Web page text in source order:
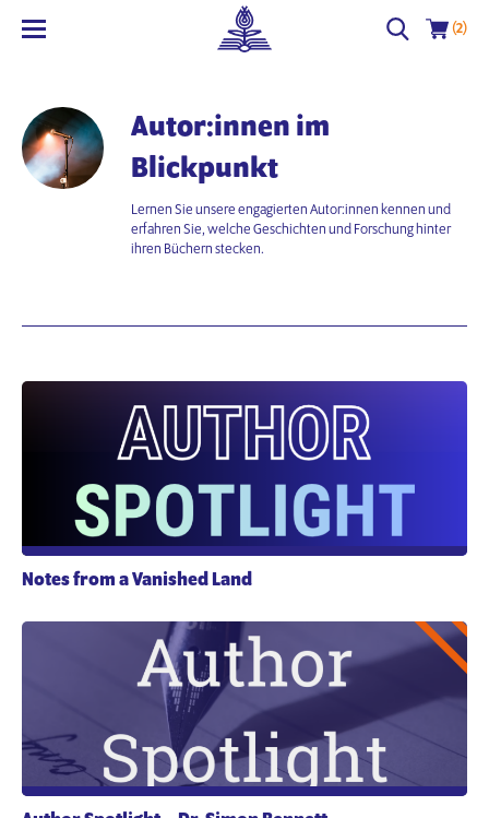
(2)
Autor:innen im
Blickpunkt
Lernen Sie unsere engagierten Autor:innen kennen und
erfahren Sie, welche Geschichten und Forschung hinter
ihren Büchern stecken.
Notes from a Vanished Land